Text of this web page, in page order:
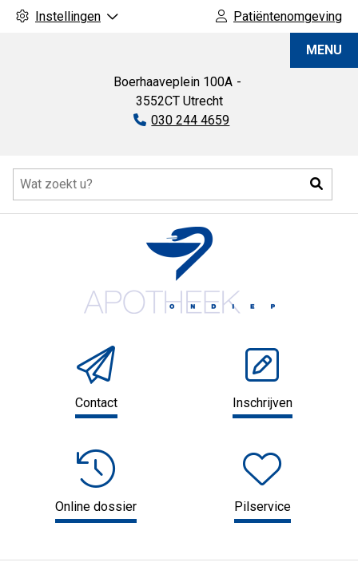
Instellingen Patiëntenomgeving
Boerhaaveplein 100A
3552CT Utrecht
Tel:
030 244 4659
MENU
Contact Inschrijven
Online dossier Pilservice